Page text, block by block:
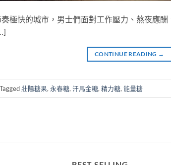
極快的城市，男士們面對工作壓力、熬夜應
CONTINUE READING →
Tagged壯陽糖果, 永春糖, 汗馬金糖, 精力糖, 能量糖